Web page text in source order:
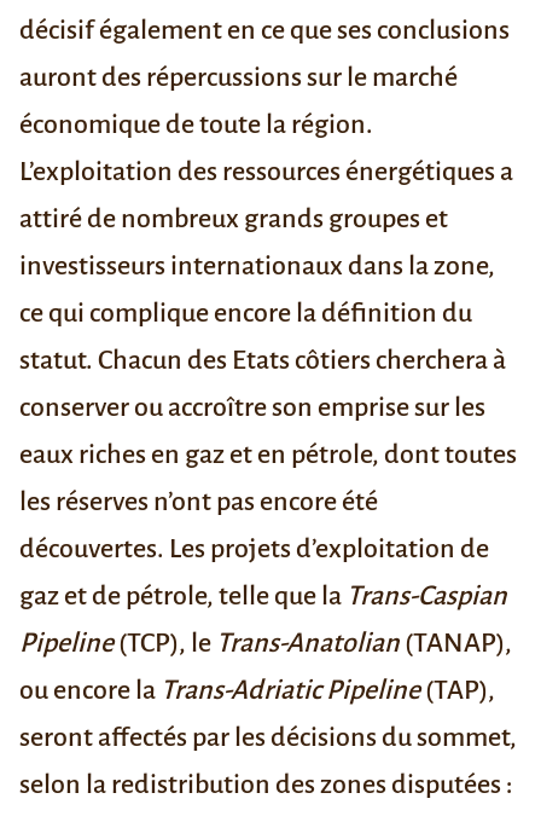
décisif également en ce que ses conclusions
auront des répercussions sur le marché
économique de toute la région.
L’exploitation des ressources énergétiques a
attiré de nombreux grands groupes et
investisseurs internationaux dans la zone,
ce qui complique encore la définition du
statut. Chacun des Etats côtiers cherchera à
conserver ou accroître son emprise sur les
eaux riches en gaz et en pétrole, dont toutes
les réserves n’ont pas encore été
découvertes. Les projets d’exploitation de
gaz et de pétrole, telle que la Trans-Caspian
Pipeline(TCP), le Trans-Anatolian (TANAP),
ou encore la Trans-Adriatic Pipeline(TAP),
seront affectés par les décisions du sommet,
selon la redistribution des zones disputées :